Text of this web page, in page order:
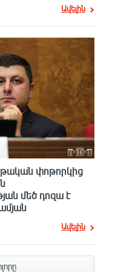
Ավելին
փոթորկից
մեծ դnզա է
Ավելին